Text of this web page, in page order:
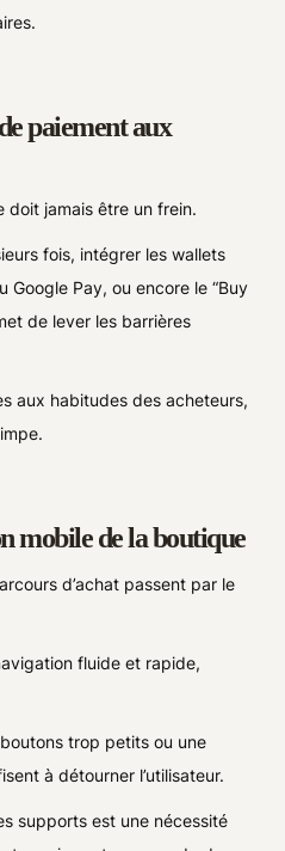
paiement aux
doit jamais être un frein.
fois, intégrer les wallets
Pay, ou encore le “Buy
de lever les barrières
aux habitudes des acheteurs,
mobile de la boutique
d’achat passent par le
fluide et rapide,
trop petits ou une
à détourner l’utilisateur.
supports est une nécessité